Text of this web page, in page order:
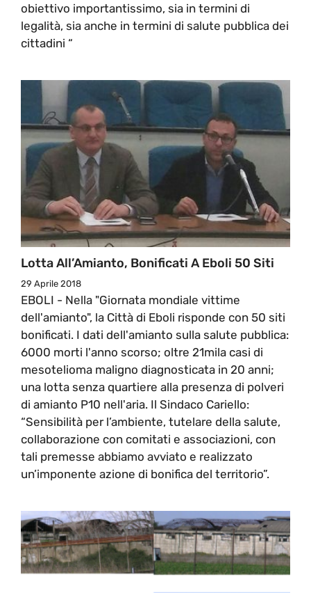
obiettivo importantissimo, sia in termini di
legalità, sia anche in termini di salute pubblica dei
cittadini “
Lotta All’Amianto, Bonificati A Eboli 50 Siti
29 Aprile 2018
EBOLI - Nella "Giornata mondiale vittime
dell'amianto", la Città di Eboli risponde con 50 siti
bonificati. I dati dell'amianto sulla salute pubblica:
6000 morti l'anno scorso; oltre 21mila casi di
mesotelioma maligno diagnosticata in 20 anni;
una lotta senza quartiere alla presenza di polveri
di amianto P10 nell'aria. Il Sindaco Cariello:
“Sensibilità per l’ambiente, tutelare della salute,
collaborazione con comitati e associazioni, con
tali premesse abbiamo avviato e realizzato
un’imponente azione di bonifica del territorio”.